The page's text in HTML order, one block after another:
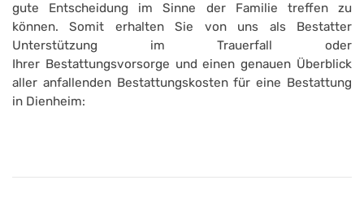
gute Entscheidung im Sinne der Familie treffen zu
können. Somit erhalten Sie von uns als Bestatter
Unterstützung im Trauerfall oder
Ihrer Bestattungsvorsorge und einen genauen Überblick
aller anfallenden Bestattungskosten für eine Bestattung
in Dienheim: